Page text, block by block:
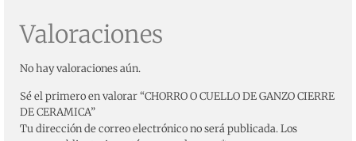
Valoraciones
No hay valoraciones aún.
Sé el primero en valorar “CHORRO O CUELLO DE GANZO CIERRE
DE CERAMICA”
Tu dirección de correo electrónico no será publicada.Los